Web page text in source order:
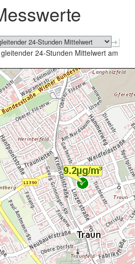
schließen
24-Stunden Mittelwert am